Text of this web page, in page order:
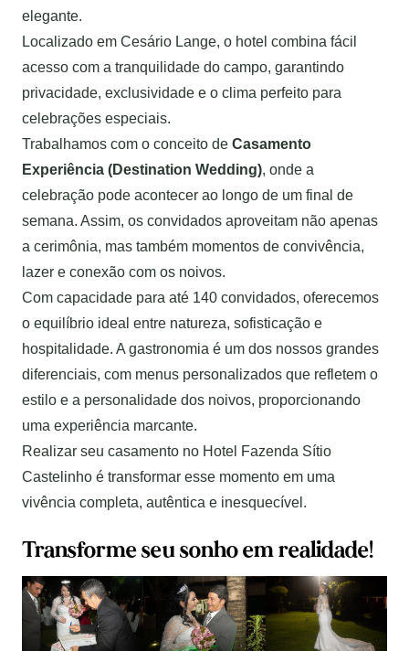
elegante.
Localizado em Cesário Lange, o hotel combina fácil
acesso com a tranquilidade do campo, garantindo
privacidade, exclusividade e o clima perfeito para
celebrações especiais.
Trabalhamos com o conceito de Casamento
Experiência (Destination Wedding), onde a
celebração pode acontecer ao longo de um final de
semana. Assim, os convidados aproveitam não apenas
a cerimônia, mas também momentos de convivência,
lazer e conexão com os noivos.
Com capacidade para até 140 convidados, oferecemos
o equilíbrio ideal entre natureza, sofisticação e
hospitalidade. A gastronomia é um dos nossos grandes
diferenciais, com menus personalizados que refletem o
estilo e a personalidade dos noivos, proporcionando
uma experiência marcante.
Realizar seu casamento no Hotel Fazenda Sítio
Castelinho é transformar esse momento em uma
vivência completa, autêntica e inesquecível.
Transforme seu sonho em realidade!